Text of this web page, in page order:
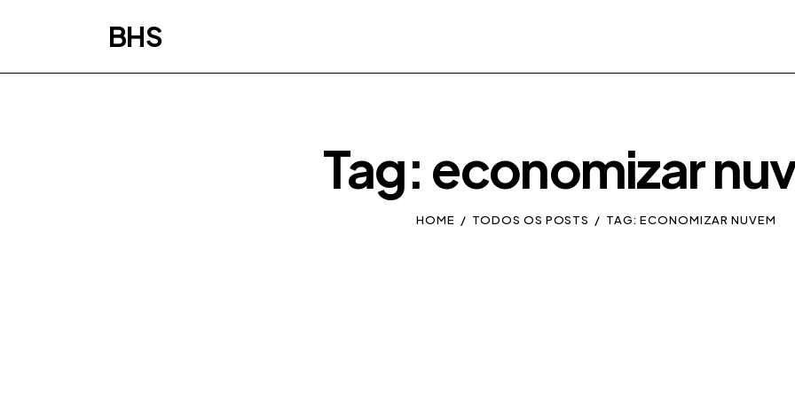
BHS
Tag: economizar
HOME TODOS OS POSTS TAG: ECONOMIZAR NUVEM